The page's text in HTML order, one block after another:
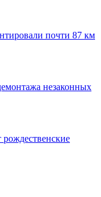
почти 87 км
незаконных